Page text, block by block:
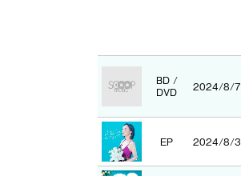
BD /
DVD
2024/8/7
EP 2024/8/3